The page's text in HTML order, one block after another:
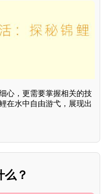
心，更需要掌握相关的技
在水中自由游弋，展现出
么？